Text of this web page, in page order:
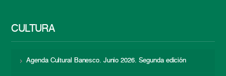
CULTURA
Agenda Cultural Banesco. Junio 2026. Segunda edición